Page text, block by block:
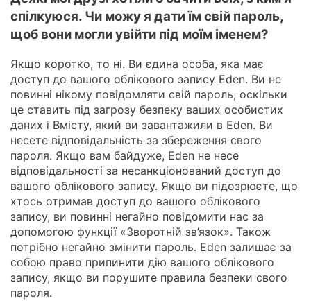
спілкуюся. Чи можу я дати їм свій пароль,
щоб вони могли увійти під моїм іменем?
Якщо коротко, то ні. Ви єдина особа, яка має
доступ до вашого облікового запису Eden. Ви не
повинні нікому повідомляти свій пароль, оскільки
це ставить під загрозу безпеку ваших особистих
даних і Вмісту, який ви завантажили в Eden. Ви
несете відповідальність за збереження свого
пароля. Якщо вам байдуже, Eden не несе
відповідальності за несанкціонований доступ до
вашого облікового запису. Якщо ви підозрюєте, що
хтось отримав доступ до вашого облікового
запису, ви повинні негайно повідомити нас за
допомогою функції «Зворотній зв’язок». Також
потрібно негайно змінити пароль. Eden залишає за
собою право припинити дію вашого облікового
запису, якщо ви порушите правила безпеки свого
пароля.